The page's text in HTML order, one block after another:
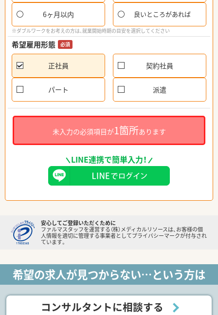
6ヶ月以内 良いところがあれば
※ダブルワークをお考えの方は、就業開始時期の目安を選択してください
希望雇用形態 必須
正社員 契約社員
パート 派遣
未入力の必須項目が1箇所あります
LINE連携で簡単入力！
安心してご登録いただくために
ファルマスタッフを運営する（株）メディカルリソースは、お客様の個
人情報を適切に管理する事業者としてプライバシーマークが付与され
ています。
希望の求人が見つからない…という方は
コンサルタントに相談する